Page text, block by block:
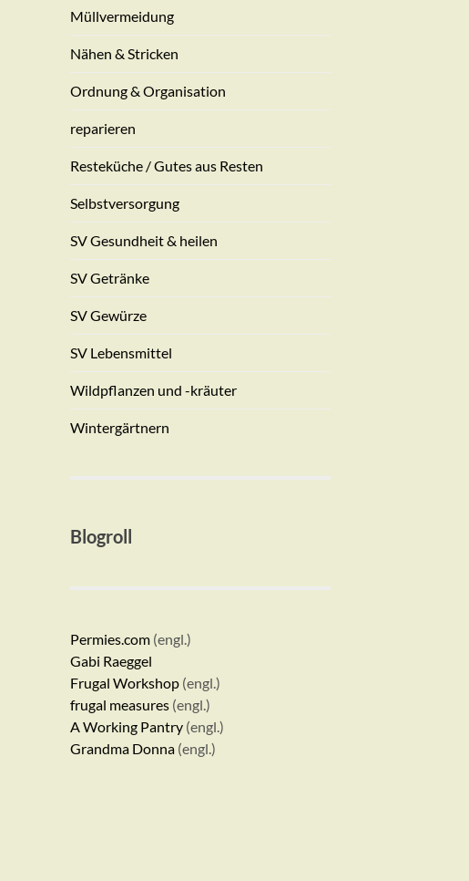
Müllvermeidung
Nähen & Stricken
Ordnung & Organisation
reparieren
Resteküche / Gutes aus Resten
Selbstversorgung
SV Gesundheit & heilen
SV Getränke
SV Gewürze
SV Lebensmittel
Wildpflanzen und -kräuter
Wintergärtnern
Blogroll
Permies.com (engl.)
Gabi Raeggel
Frugal Workshop (engl.)
frugal measures (engl.)
A Working Pantry (engl.)
Grandma Donna (engl.)